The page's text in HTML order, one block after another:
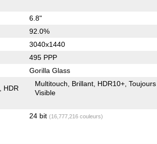
6.8"
92.0%
3040x1440
495 PPP
Gorilla Glass
HDR
Multitouch Brillant HDR10+ Toujours
Visible
24 bit (16,777,216 couleurs)